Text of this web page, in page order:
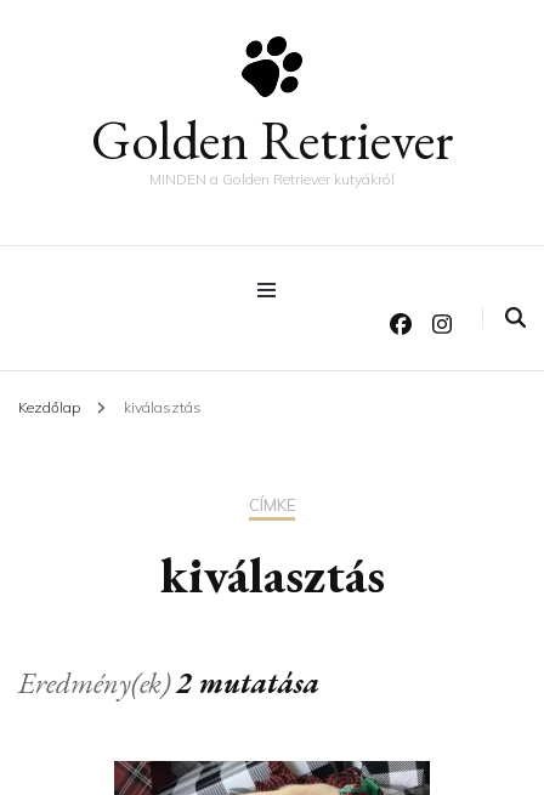
Golden Retriever
MINDEN a Golden Retriever kutyákról
Kezdőlap kiválasztás
CÍMKE
kiválasztás
Eredmény(ek)2 mutatása